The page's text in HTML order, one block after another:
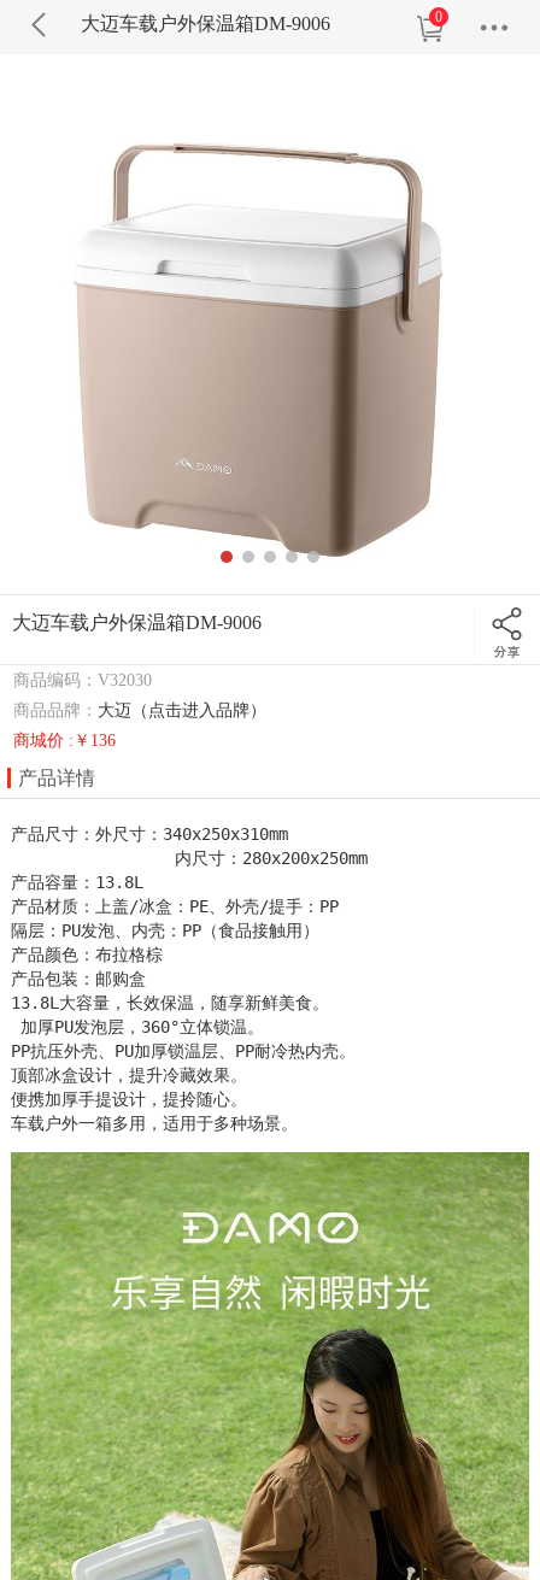
大迈车载户外保温箱DM-9006 0
大迈车载户外保温箱DM-9006
商品编码：V32030
商品品牌： 大迈（点击进入品牌）
商城价 :￥136
产品详情
产品尺寸：外尺寸：340x250x310mm
产品容量：13.8L
产品材质：上盖/冰盒：PE、外壳/提手：PP
隔层：PU发泡、内壳：PP（食品接触用）
产品颜色：布拉格棕
产品包装：邮购盒
13.8L大容量，长效保温，随享新鲜美食。
PP抗压外壳、PU加厚锁温层、PP耐冷热内壳。
顶部冰盒设计，提升冷藏效果。
便携加厚手提设计，提拎随心。
车载户外一箱多用，适用于多种场景。